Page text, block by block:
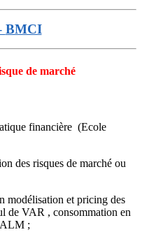
BMCI – أهم اعلانات
de marché
financière (Ecole
des risques de marché ou
modélisation et pricing des
de VAR , consommation en
ALM ;